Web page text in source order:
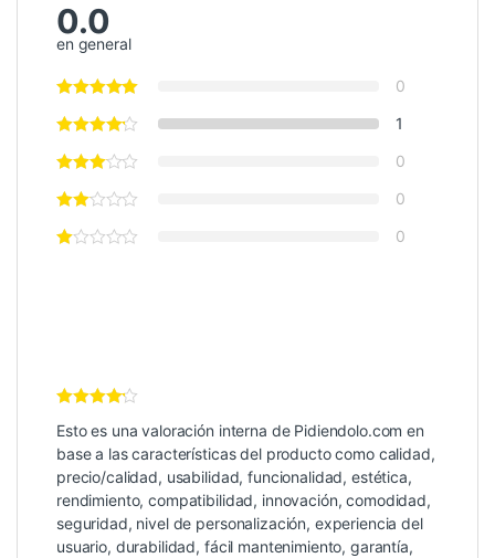
0.0
en general
0
1
0
0
0
Interna4
de 5
Esto es una valoración interna de Pidiendolo.com en
base a las características del producto como calidad,
precio/calidad, usabilidad, funcionalidad, estética,
rendimiento, compatibilidad, innovación, comodidad,
seguridad, nivel de personalización, experiencia del
usuario, durabilidad, fácil mantenimiento, garantía,